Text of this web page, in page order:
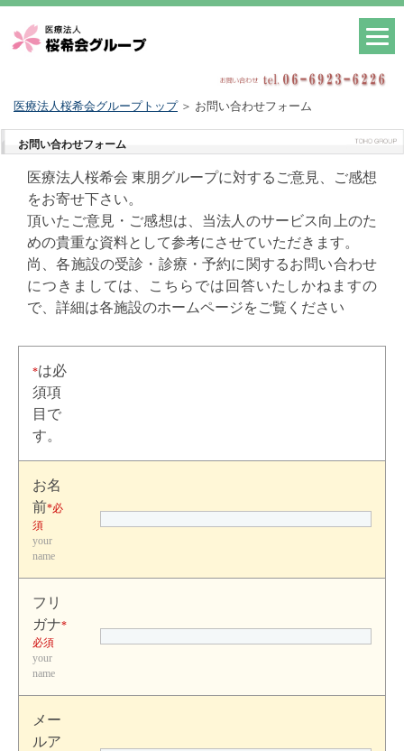
医療法人桜希会グループトップ ＞ お問い合わせフォーム
お問い合わせフォーム
医療法人桜希会 東朋グループに対するご意見、ご感想
をお寄せ下さい。
頂いたご意見・ご感想は、当法人のサービス向上のた
めの貴重な資料として参考にさせていただきます。
尚、各施設の受診・診療・予約に関するお問い合わせ
につきましては、こちらでは回答いたしかねますの
で、詳細は各施設のホームページをご覧ください
*は必
須項
目で
す。
お名
前*必
須
your
name
フリ
ガナ*
必須
your
name
メー
ルア